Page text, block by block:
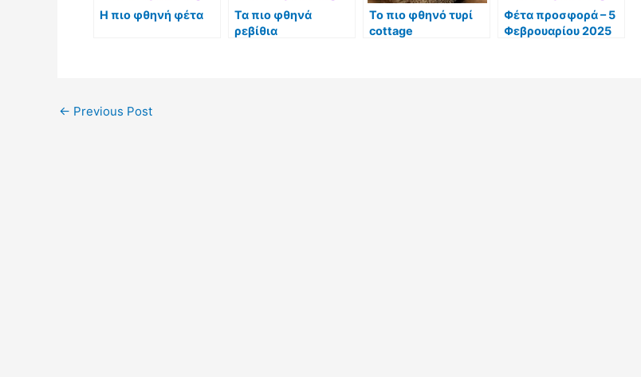
Η πιο φθηνή φέτα
Τα πιο φθηνά
ρεβίθια
Το πιο φθηνό τυρί
cottage
Φέτα προσφορά – 5
Φεβρουαρίου 2025
← Previous Post